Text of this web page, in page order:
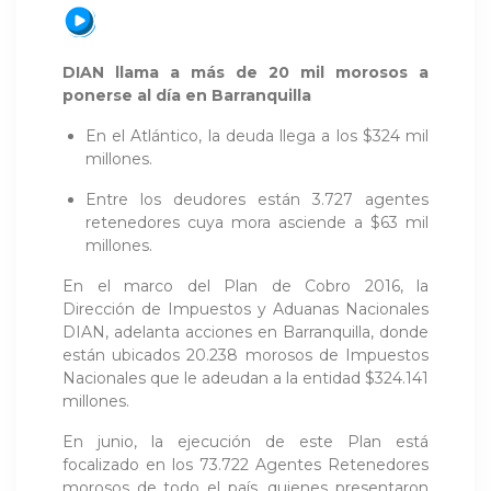
DIAN llama a más de 20 mil morosos a
ponerse al día en Barranquilla
En el Atlántico, la deuda llega a los $324 mil
millones.
Entre los deudores están 3.727 agentes
retenedores cuya mora asciende a $63 mil
millones.
En el marco del Plan de Cobro 2016, la
Dirección de Impuestos y Aduanas Nacionales
DIAN, adelanta acciones en Barranquilla, donde
están ubicados 20.238 morosos de Impuestos
Nacionales que le adeudan a la entidad $324.141
millones.
En junio, la ejecución de este Plan está
focalizado en los 73.722 Agentes Retenedores